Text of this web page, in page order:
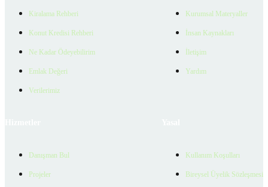
Kiralama Rehberi
Konut Kredisi Rehberi
Ne Kadar Ödeyebilirim
Emlak Değeri
Verilerimiz
Kurumsal Materyaller
İnsan Kaynakları
İletişim
Yardım
Danışman Bul
Projeler
Kullanım Koşulları
Bireysel Üyelik Sözleşmesi